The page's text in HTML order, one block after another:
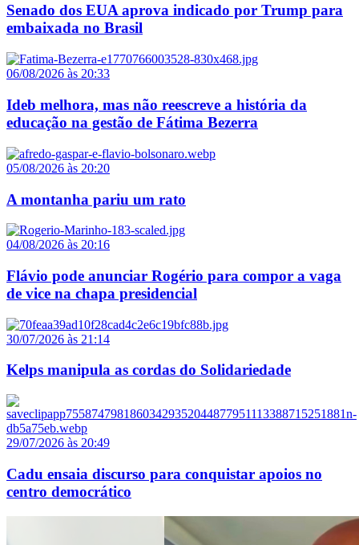
Senado dos EUA aprova indicado por Trump para
embaixada no Brasil
06/08/2026 às 20:33
Ideb melhora, mas não reescreve a história da
educação na gestão de Fátima Bezerra
05/08/2026 às 20:20
A montanha pariu um rato
04/08/2026 às 20:16
Flávio pode anunciar Rogério para compor a vaga
de vice na chapa presidencial
30/07/2026 às 21:14
Kelps manipula as cordas do Solidariedade
29/07/2026 às 20:49
Cadu ensaia discurso para conquistar apoios no
centro democrático